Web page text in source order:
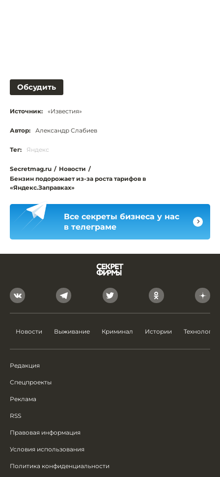
Обсудить
Источник: «Известия»
Автор: Александр Слабиев
Тег: Яндекс
Secretmag.ru / Новости /
Бензин подорожает из-за роста тарифов в
«Яндекс.Заправках»
Все секреты бизнеса у нас
в телеграме
Новости Выживание Криминал Истории Технологии
Редакция
Спецпроекты
Реклама
RSS
Правовая информация
Условия использования
Политика конфиденциальности